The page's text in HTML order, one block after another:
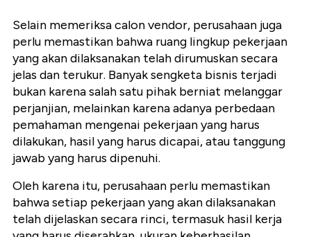
Selain memeriksa calon vendor, perusahaan juga
perlu memastikan bahwa ruang lingkup pekerjaan
yang akan dilaksanakan telah dirumuskan secara
jelas dan terukur. Banyak sengketa bisnis terjadi
bukan karena salah satu pihak berniat melanggar
perjanjian, melainkan karena adanya perbedaan
pemahaman mengenai pekerjaan yang harus
dilakukan, hasil yang harus dicapai, atau tanggung
jawab yang harus dipenuhi.
Oleh karena itu, perusahaan perlu memastikan
bahwa setiap pekerjaan yang akan dilaksanakan
telah dijelaskan secara rinci, termasuk hasil kerja